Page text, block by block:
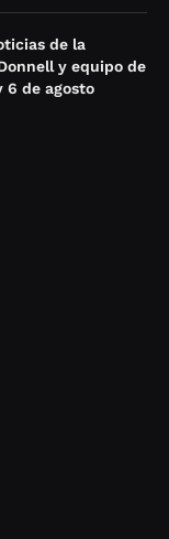
de la
y equipo de
6 de agosto